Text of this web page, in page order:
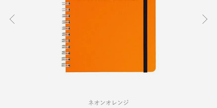
ネオンオレンジ